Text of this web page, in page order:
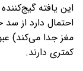
این یافته
احتمال دارد از
مغز جدا می‌کند)
کمتری دارند.